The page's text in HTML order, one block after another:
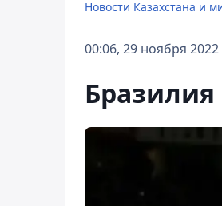
Новости Казахстана и
00:06, 29 ноября 2022